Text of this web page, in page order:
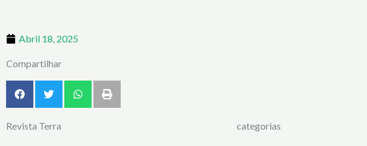
Abril 18, 2025
Compartilhar
Revista Terra categorias